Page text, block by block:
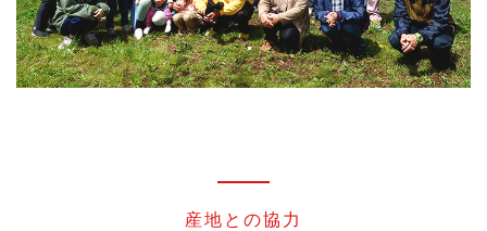
産地との協力